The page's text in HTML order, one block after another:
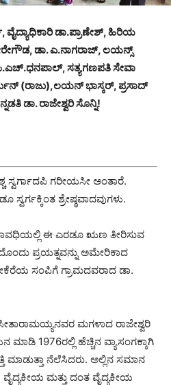
ವೈದ್ಯಾಧಿಕಾರಿ ಡಾ.ಪ್ರಾಣೇಶ್, ಹಿರಿಯ
ಡಾ. ಎ.ನಾಗರಾಜ್, ಲಯನ್ಸ್
ಸತ್ಯಗಣಪತಿ ಸೇವಾ
(ರಾಜು),ಲಯನ್ ಭಾಸ್ಕರ್, ಪ್ರಸಾದ್
ಡಾ. ರಾಜೇಶ್ವರಿ ಸೊನ್ನಿ!
ಸ್ವರ್ಗಾದಪಿ ಗರೀಯಸೀ ಅಂತಾರೆ.
ಶ್ರೇಷ್ಠವಾದವುಗಳು.
ಈ ಎರಡೂ ಋಣ ತೀರಿಸುವ
ಪ್ರಯತ್ನವನ್ನು ಅಮೇರಿಕಾದ
ಸಂಪಿಗೆ ಗ್ರಾಮದವರಾದ ಡಾ.
ಮಗಳಾದ ರಾಜೇಶ್ವರಿ
ಮಾಡಿ 1976ರಲ್ಲಿ ಹೆಚ್ಚಿನ ವ್ಯಾಸಂಗಕ್ಕಾಗಿ
ಮಾಡುತ್ತಾ ನೆಲೆಸಿದರು. ಅಲ್ಲಿನ ಸಮಾನ
ವೈದ್ಯಕೀಯ ಮತ್ತು ದಂತ ವೈದ್ಯಕೀಯ